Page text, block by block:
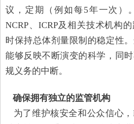
议，定期（例如每5年一次）
NCRP、ICRP及相关技术机构
时保持总体剂量限制的稳定性
能够反映不断演变的科学，同
规义务的中断。
确保拥有独立的监管机构
为了维护核安全和公众信心